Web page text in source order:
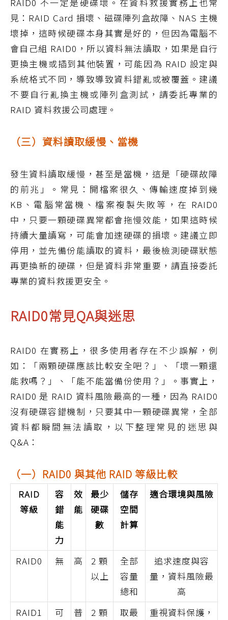
見：RAID Card 損壞、磁碟陣列盒故障、NAS 主機
壞掉，這時候硬碟本身其實是好的，但因為電腦不
會自己組 RAID0，所以資料無法讀取，如果是自行
更換主機或插到其他裝置，可能因為 RAID 設定與
系統格式不同，導致導致資料錯亂或被覆蓋。建議
不要自行亂換主機或陣列盒測試，請委託專業的
RAID 資料救援公司處理。
（三）資料讀取緩慢、當機
發生資料讀取緩慢，甚至是當機，這是「硬碟故障
的前兆」。常見：開檔案很久、傳輸速度掉到幾
KB、電腦常當機、檔案複製失敗等，在 RAID0
中，只要一顆硬碟異常都會拖慢效能，如果這時候
持續大量讀寫，可能會加速硬碟的損壞。建議立即
停用，並先備份能讀取的資料，最後檢測硬碟狀態
再更換新的硬碟，但是資料非常重要，請直接委託
專業的資料救援更安全。
RAID0常見QA與迷思
RAID0 在實務上，很多使用者存在不少誤解，例
如：「兩顆硬碟應該比較安全吧？」、「壞一顆還
能救嗎？」、「能不能當備份使用？」。事實上，
RAID0 是 RAID 資料風險最高的一種，因為 RAID0
沒有硬碟容錯機制，只要其中一顆硬碟異常，全部
資料都瞬間無法讀取，以下整理常見的迷思與
Q&A：
（一）RAID0 與其他 RAID 等級比較
RAID
等級
容
錯
能
力
效
能
最少
硬碟
數
儲存
空間
計算
適合環境與風險
RAID0 無 高
2 顆
以上
全部
容量
總和
追求速度與容
量，資料風險最
高
RAID1
可
普
2 顆
取最
重視資料保護，